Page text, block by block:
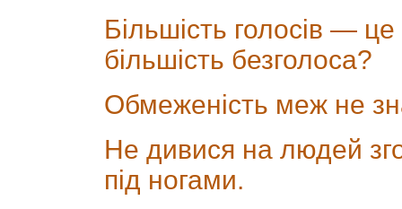
Більшість голосів —
більшість безголоса?
Обмеженість меж не
Не дивися на людей
під ногами.